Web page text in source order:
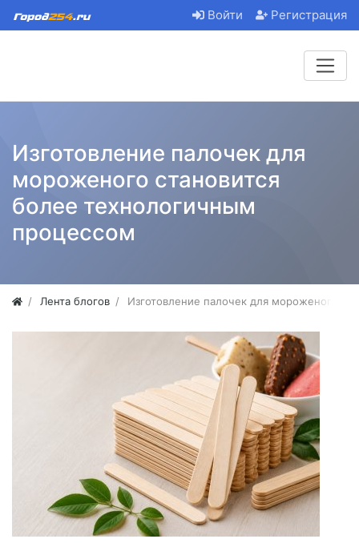
Войти Регистрация
Изготовление палочек для
мороженого становится
более технологичным
процессом
Лента блогов Изготовление палочек для мороженого